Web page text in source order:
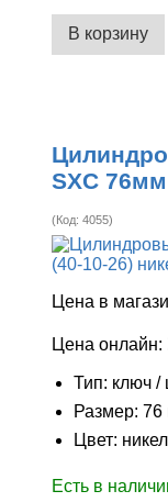
В корзину
SXC
(Код:4055)
Цена в
Цена онлайн:
Тип: ключ /
Размер:
Цвет:
Есть в